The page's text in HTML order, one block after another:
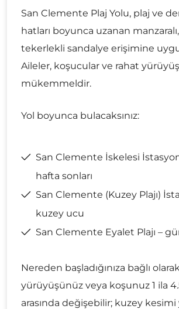
San Clemente Plaj Yolu, plaj ve
hatları boyunca uzanan
tekerlekli sandalye erişimine
Aileler, koşucular ve rahat
mükemmeldir.
Yol boyunca bulacaksınız:
San Clemente İskelesi
hafta sonları
San Clemente (Kuzey Plajı)
kuzey ucu
San Clemente Eyalet Plajı –
Nereden başladığınıza bağlı
yürüyüşünüz veya koşunuz 1 ila
arasında değişebilir; kuzey kesimi